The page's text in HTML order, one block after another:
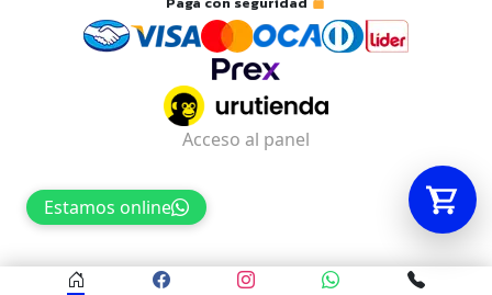
Estamos online
Acceso al panel